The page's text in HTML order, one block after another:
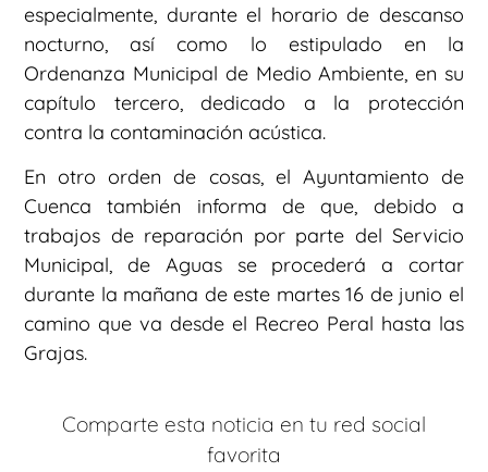
especialmente, durante el horario de descanso
nocturno, así como lo estipulado en la
Ordenanza Municipal de Medio Ambiente, en su
capítulo tercero, dedicado a la protección
contra la contaminación acústica.
En otro orden de cosas, el Ayuntamiento de
Cuenca también informa de que, debido a
trabajos de reparación por parte del Servicio
Municipal, de Aguas se procederá a cortar
durante la mañana de este martes 16 de junio el
camino que va desde el Recreo Peral hasta las
Grajas.
Comparte esta noticia en tu red social
favorita